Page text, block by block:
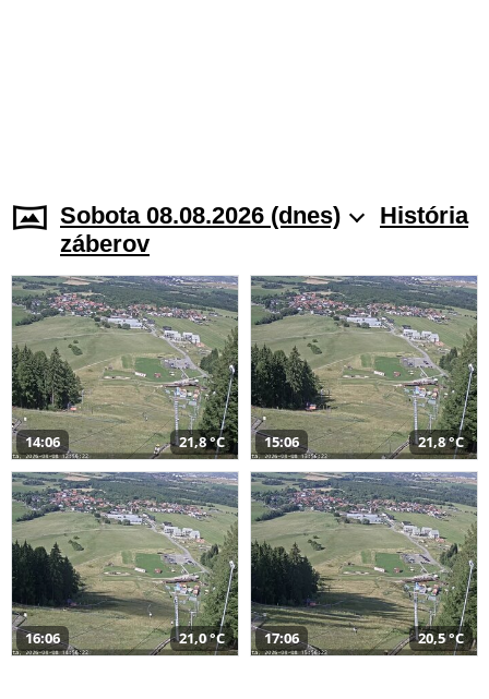
Sobota 08.08.2026 (dnes)
História
záberov
14:06 21,8 °C 15:06 21,8 °C
16:06 21,0 °C 17:06 20,5 °C